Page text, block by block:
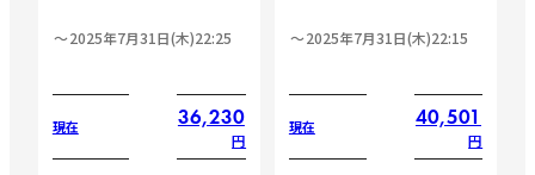
2025年7月31日(木)22:25
現在 36,230
円
2025年7月31日(木)22:15
現在 40,501
円